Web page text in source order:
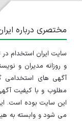
مختصری درباره
و روزانه مدیران و
آگهی های استخدامی
مطلوب و با کیفیت
این سایت بوده است.
می شود و وابسته به